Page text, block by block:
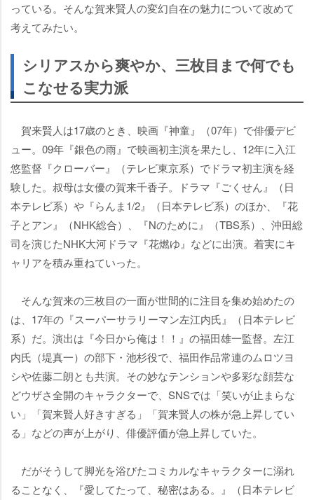
っている。そんな賀来賢人の変幻自在の魅力について改めて
考えてみたい。
シリアスから爽やか、三枚目まで何でも
こなせる実力派
賀来賢人は17歳のとき、映画『神童』（07年）で俳優デビ
ュー。09年『銀色の雨』で映画初主演を果たし、12年に入江
悠監督『クローバー』（テレビ東京系）でドラマ初主演を経
験した。叔母は女優の賀来千香子。ドラマ『ごくせん』（日
本テレビ系）や『らんま1/2』（日本テレビ系）のほか、『花
子とアン』（NHK総合）、『Nのために』（TBS系）、沖田総
司を演じたNHK大河ドラマ『花燃ゆ』などに出演。着実にキ
ャリアを積み重ねていった。
そんな賀来の三枚目の一面が世間的に注目を集め始めたの
は、17年の『スーパーサラリーマン左江内氏』（日本テレビ
系）だ。演出は『今日から俺は！！』の福田雄一監督。左江
内氏（堤真一）の部下・池杉役で、福田作品常連のムロツヨ
シや佐藤二朗とも共演。その妙なテンションや多彩な顔芸な
どウザさ全開のキャラクターで、SNSでは「笑いが止まらな
い」「賀来賢人好きすぎる」「賀来賢人の株が急上昇してい
る」などの声が上がり、俳優評価が急上昇していた。
だがそうして脚光を浴びたコミカルなキャラクターに溺れ
ることなく、『愛してたって、秘密はある。』（日本テレビ